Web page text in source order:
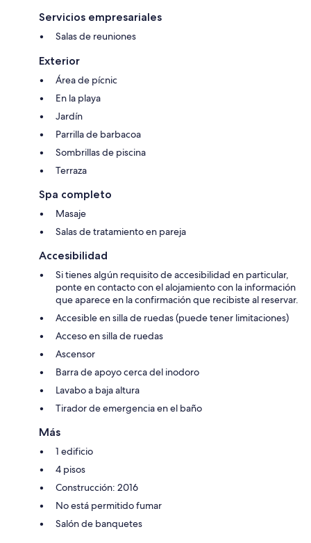
Servicios empresariales
Salas de reuniones
Exterior
Área de pícnic
En la playa
Jardín
Parrilla de barbacoa
Sombrillas de piscina
Terraza
Spa completo
Masaje
Salas de tratamiento en pareja
Accesibilidad
Si tienes algún requisito de accesibilidad en particular,
ponte en contacto con el alojamiento con la información
que aparece en la confirmación que recibiste al reservar.
Accesible en silla de ruedas (puede tener limitaciones)
Acceso en silla de ruedas
Ascensor
Barra de apoyo cerca del inodoro
Lavabo a baja altura
Tirador de emergencia en el baño
Más
1 edificio
4 pisos
Construcción: 2016
No está permitido fumar
Salón de banquetes